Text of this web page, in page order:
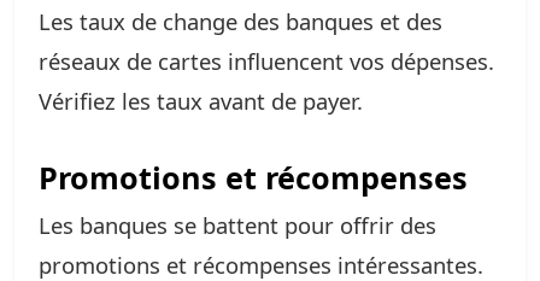
Les taux de change des banques et des
réseaux de cartes influencent vos dépenses.
Vérifiez les taux avant de payer.
Promotions et récompenses
Les banques se battent pour offrir des
promotions et récompenses intéressantes.